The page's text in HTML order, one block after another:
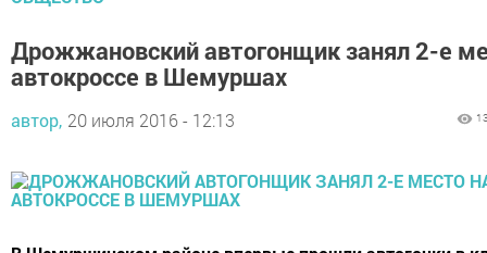
Дрожжановский автогонщик занял 2-е
автокроссе в Шемуршах
автор, 20 июля 2016 - 12:13